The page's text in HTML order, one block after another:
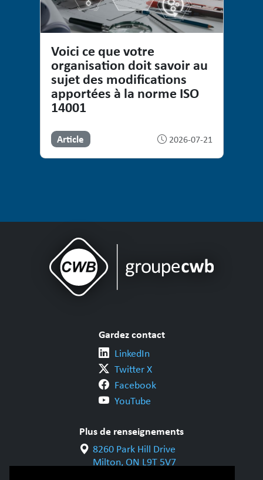
Voici ce que votre
organisation doit savoir au
sujet des modifications
apportées à la norme ISO
14001
Article 2026-07-21
Gardez contact
LinkedIn
Twitter X
Facebook
YouTube
Plus de renseignements
8260 Park Hill Drive
Milton, ON L9T 5V7